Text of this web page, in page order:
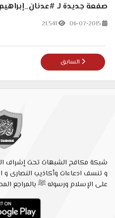
صفعة جديدة لـ #عدنان_إبراهيم
06-07-2015
21.541
المقال السابق: محمد شمس
السابق
شبكة مكافح الشبهات تحت إشراف
و تنسف ادعاءات وأكاذيب النصارى و
على الإسلام ورسوله ﷺ بالمراجع